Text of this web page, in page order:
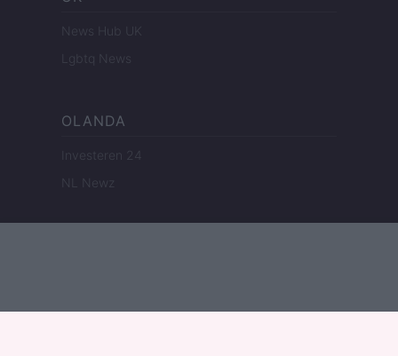
News Hub UK
Lgbtq News
OLANDA
Investeren 24
NL Newz